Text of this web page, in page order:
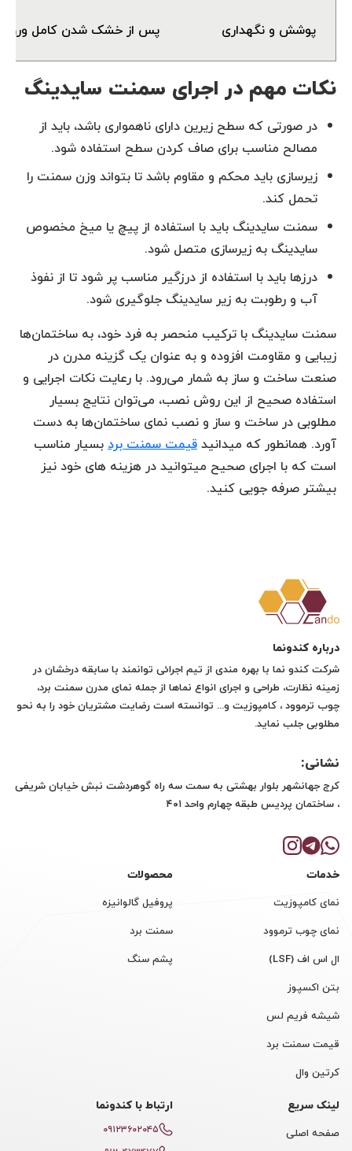
پوشش و نگهداری پس از خشک شدن کامل ورق،
نکات مهم در اجرای سمنت سایدینگ
در صورتی که سطح زیرین دارای ناهمواری باشد، باید از
مصالح مناسب برای صاف کردن سطح استفاده شود.
زیرسازی باید محکم و مقاوم باشد تا بتواند وزن سمنت را
تحمل کند.
سمنت سایدینگ باید با استفاده از پیچ یا میخ مخصوص
سایدینگ به زیرسازی متصل شود.
درزها باید با استفاده از درزگیر مناسب پر شود تا از نفوذ
آب و رطوبت به زیر سایدینگ جلوگیری شود.
سمنت سایدینگ با ترکیب منحصر به فرد خود، به ساختمان‌ها
زیبایی و مقاومت افزوده و به عنوان یک گزینه مدرن در
صنعت ساخت و ساز به شمار می‌رود. با رعایت نکات اجرایی و
استفاده صحیح از این روش نصب، می‌توان نتایج بسیار
مطلوبی در ساخت و ساز و نصب نمای ساختمان‌ها به دست
آورد. همانطور که میدانیدقیمت سمنت بردبسیار مناسب
است که با اجرای صحیح میتوانید در هزینه های خود نیز
بیشتر صرفه جویی کنید.
درباره کندونما
شرکت کندو نما با بهره مندی از تیم اجرائی توانمند با سابقه درخشان در
زمینه نظارت، طراحی و اجرای انواع نماها از جمله نمای مدرن سمنت برد،
چوب ترموود ، کامپوزیت و... توانسته است رضایت مشتریان خود را به نحو
مطلوبی جلب نماید.
نشانی:
کرج جهانشهر بلوار بهشتی به سمت سه راه گوهردشت نبش خیابان شریفی
، ساختمان پردیس طبقه چهارم واحد ۴۰۱
خدمات
نمای کامپوزیت
نمای چوب ترموود
ال اس اف (LSF)
بتن اکسپوز
شیشه فریم لس
قیمت سمنت برد
کرتین وال
محصولات
پروفیل گالوانیزه
سمنت برد
پشم سنگ
لینک سریع
صفحه اصلی
ارتباط با کندونما
۰۹۱۲۳۶۰۲۰۴۵